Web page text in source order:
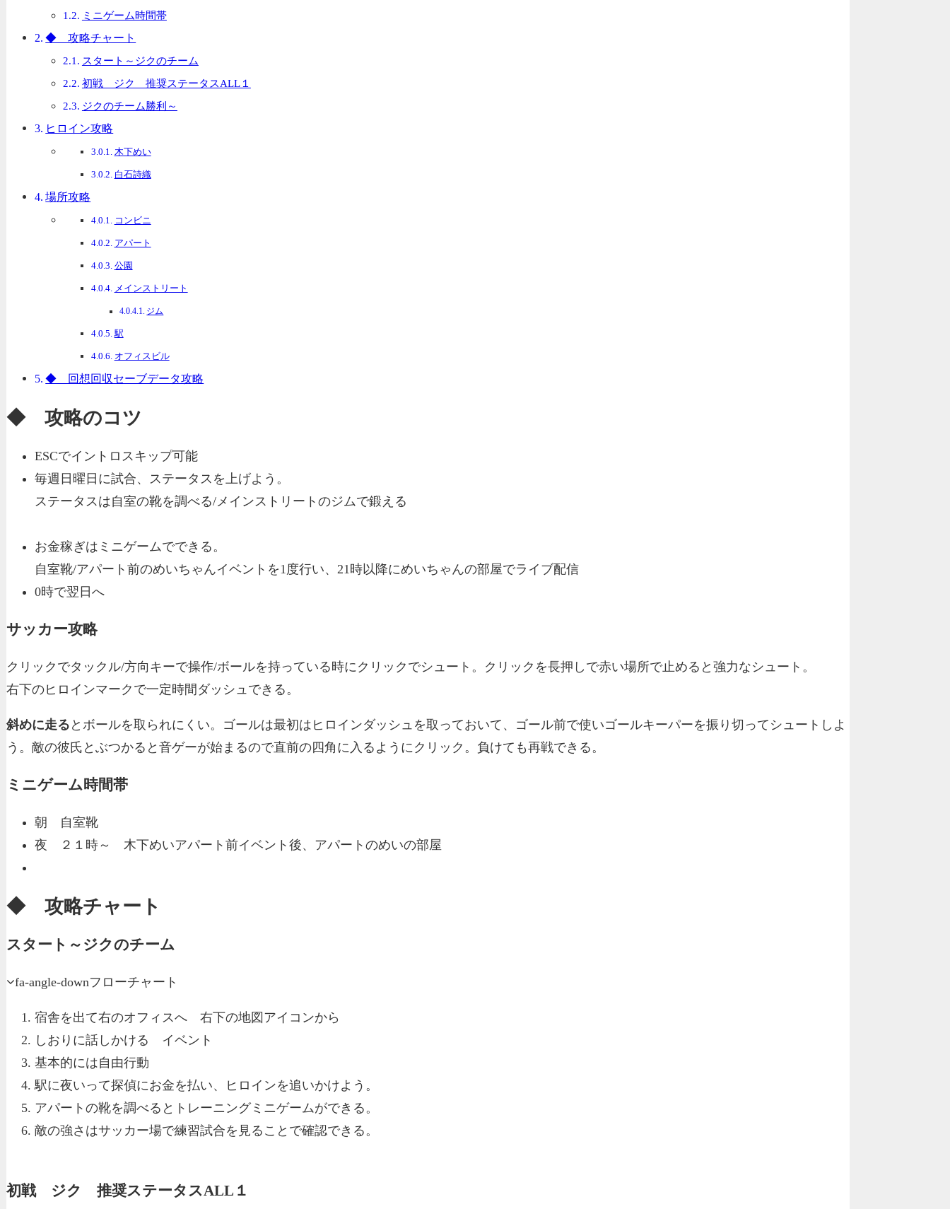
ミニゲーム時間帯
◆ 攻略チャート
スタート～ジクのチーム
初戦 ジク 推奨ステータスALL１
ジクのチーム勝利～
ヒロイン攻略
木下めい
白石詩織
場所攻略
コンビニ
アパート
公園
メインストリート
ジム
駅
オフィスビル
◆ 回想回収セーブデータ攻略
◆ 攻略のコツ
ESCでイントロスキップ可能
毎週日曜日に試合、ステータスを上げよう。
ステータスは自室の靴を調べる/メインストリートのジムで鍛える
お金稼ぎはミニゲームでできる。
自室靴/アパート前のめいちゃんイベントを1度行い、21時以降にめいちゃんの部屋でライブ配信
0時で翌日へ
サッカー攻略
クリックでタックル/方向キーで操作/ボールを持っている時にクリックでシュート。クリックを長押しで赤い場所で止めると強力なシュート。
右下のヒロインマークで一定時間ダッシュできる。
斜めに走る とボールを取られにくい。ゴールは最初はヒロインダッシュを取っておいて、ゴール前で使いゴールキーパーを振り切ってシュートしよ
う。敵の彼氏とぶつかると音ゲーが始まるので直前の四角に入るようにクリック。負けても再戦できる。
ミニゲーム時間帯
朝 自室靴
夜 ２１時～ 木下めいアパート前イベント後、アパートのめいの部屋
◆ 攻略チャート
スタート～ジクのチーム
fa-angle-downフローチャート
宿舎を出て右のオフィスへ 右下の地図アイコンから
しおりに話しかける イベント
基本的には自由行動
駅に夜いって探偵にお金を払い、ヒロインを追いかけよう。
アパートの靴を調べるとトレーニングミニゲームができる。
敵の強さはサッカー場で練習試合を見ることで確認できる。
初戦 ジク 推奨ステータスALL１